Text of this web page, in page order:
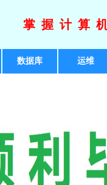
掌握计算
数据库 运维